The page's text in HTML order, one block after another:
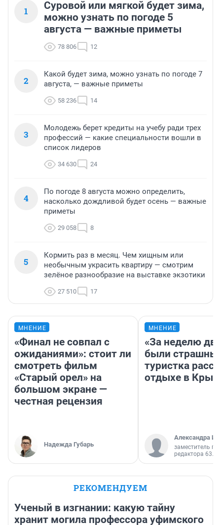
1
Суровой или мягкой будет зима,
можно узнать по погоде 5
августа — важные приметы
78 806 12
2
Какой будет зима, можно узнать по погоде 7
августа, — важные приметы
58 236 14
3
Молодежь берет кредиты на учебу ради трех
профессий — какие специальности вошли в
список лидеров
34 630 24
4
По погоде 8 августа можно определить,
насколько дождливой будет осень — важные
приметы
29 058 8
5
Кормить раз в месяц. Чем хищным или
необычным украсить квартиру — смотрим
зелёное разнообразие на выставке экзотики
27 510 17
МНЕНИЕ
«Финал не совпал с
ожиданиями»: стоит ли
смотреть фильм
«Старый орел» на
большом экране —
честная рецензия
Надежда Губарь
МНЕНИЕ
«За неделю
были
туристка
отдыхе в
Александра
заместитель
редактора 63.RU
РЕКОМЕНДУЕМ
Ученый в изгнании: какую тайну
хранит могила профессора уфимского